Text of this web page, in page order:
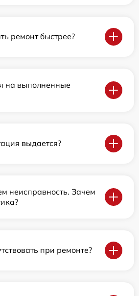
ремонт быстрее?
на выполненные
выдается?
неисправность. Зачем
при ремонте?